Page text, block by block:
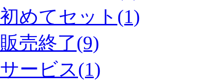
初めてセット(1)
販売終了(9)
サービス(1)